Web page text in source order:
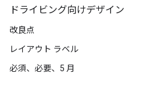
ドライビング向けデザイン
改良点
レイアウト ラベル
必須、必要、5 月